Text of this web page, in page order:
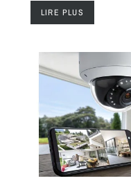
LIRE PLUS